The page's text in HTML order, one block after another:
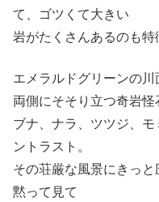
て、ゴツくて大きい
岩がたくさんあるのも特
エメラルドグリーンの川
両側にそそり立つ奇岩怪
ブナ、ナラ、ツツジ、
ントラスト。
その荘厳な風景にきっ
黙って見て